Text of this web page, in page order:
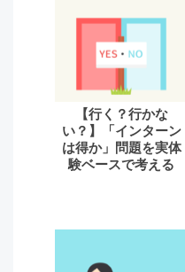
【行く？行かな
い？】「インターン
は得か」問題を実体
験ベースで考える